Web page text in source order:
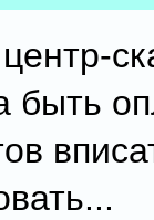
быть